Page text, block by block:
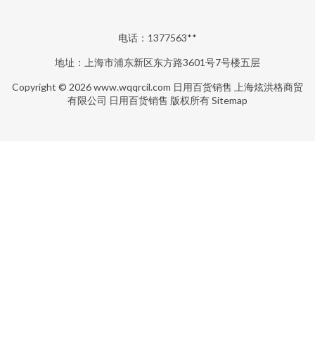
电话：1377563**
地址：上海市浦东新区东方路3601号7号楼五层
Copyright © 2026www.wqqrcil.com 日用百货销售
上海炫洪格商贸
有限公司 日用百货销售 版权所有Sitemap